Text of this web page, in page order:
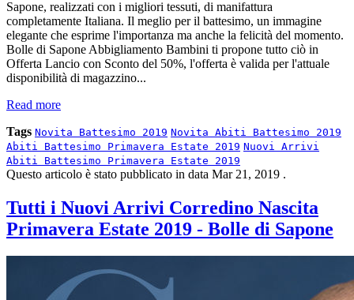
Sapone, realizzati con i migliori tessuti, di manifattura
completamente Italiana. Il meglio per il battesimo, un immagine
elegante che esprime l'importanza ma anche la felicità del momento.
Bolle di Sapone Abbigliamento Bambini ti propone tutto ciò in
Offerta Lancio con Sconto del 50%, l'offerta è valida per l'attuale
disponibilità di magazzino...
Read more
Tags Novita Battesimo 2019 Novita Abiti Battesimo 2019
Abiti Battesimo Primavera Estate 2019 Nuovi Arrivi
Abiti Battesimo Primavera Estate 2019
Questo articolo è stato pubblicato in data Mar 21, 2019 .
Tutti i Nuovi Arrivi Corredino Nascita
Primavera Estate 2019 - Bolle di Sapone